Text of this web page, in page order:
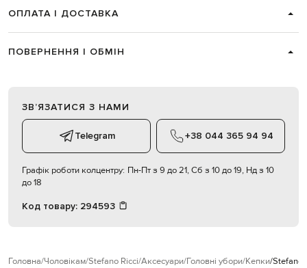
ОПЛАТА І ДОСТАВКА
ПОВЕРНЕННЯ І ОБМІН
ЗВʼЯЗАТИСЯ З НАМИ
Telegram +38 044 365 94 94
Графік роботи колцентру: Пн-Пт з 9 до 21, Сб з 10 до 19, Нд з 10
до 18
Код товару: 294593
Головна Чоловікам Stefano Ricci Аксесуари Головні убори Кепки Stefano